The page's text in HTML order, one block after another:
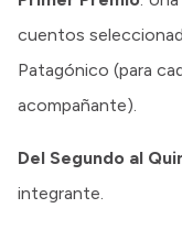
cuentos
Patagónico (para
acompañante).
Del Segundo al
integrante.